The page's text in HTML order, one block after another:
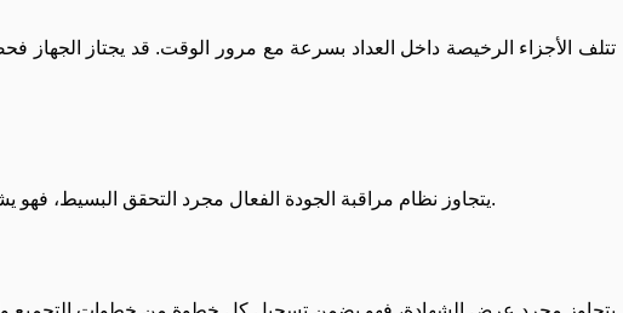
تتلف الأجزاء الرخيصة داخل العداد بسرعة مع مرور الوقت. قد يجتاز الجهاز
يتجاوز نظام مراقبة الجودة الفعال مجرد التحقق البسيط، فهو يشمل مراحل متعددة تبدأ بالمواد الخام وتستمر حتى وصول البيانات إلى السحابة. والهدف هو تحقيق اتساق موثوق في جميع المراحل.